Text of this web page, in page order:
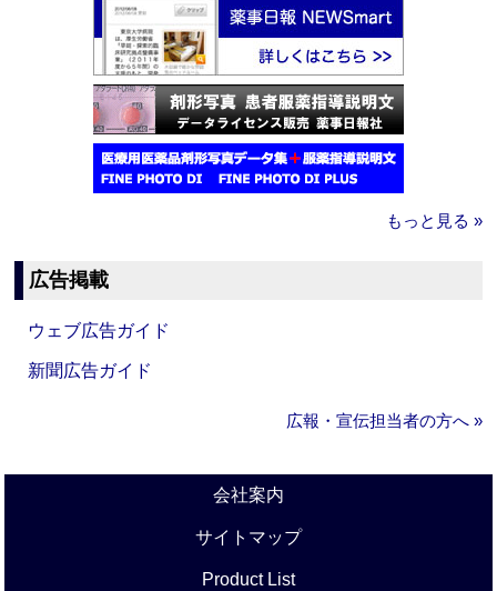
もっと見る »
広告掲載
ウェブ広告ガイド
新聞広告ガイド
広報・宣伝担当者の方へ »
会社案内
サイトマップ
Product List